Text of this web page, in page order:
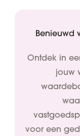
Benieuwd
Ontdek in
jouw
voor een